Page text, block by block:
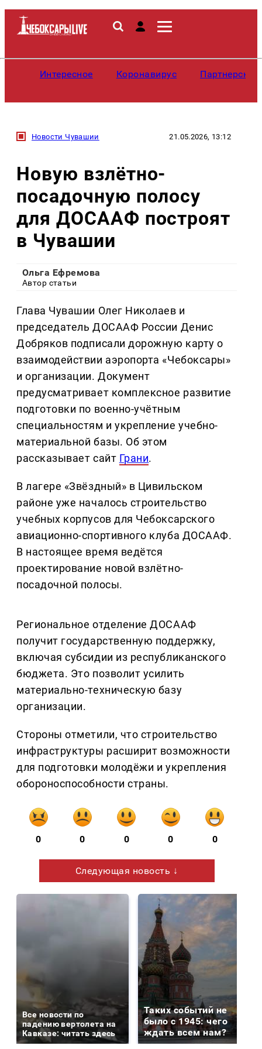
Интересное Коронавирус
Новости Чувашии 21.05.2026, 13:12
Новую взлётно-
посадочную полосу
для ДОСААФ построят
в Чувашии
Ольга Ефремова
Автор статьи
Глава Чувашии Олег Николаев и
председатель ДОСААФ России Денис
Добряков подписали дорожную карту о
взаимодействии аэропорта «Чебоксары»
и организации. Документ
предусматривает комплексное развитие
подготовки по военно-учётным
специальностям и укрепление учебно-
материальной базы. Об этом
рассказывает сайт Грани.
В лагере «Звёздный» в Цивильском
районе уже началось строительство
учебных корпусов для Чебоксарского
авиационно-спортивного клуба ДОСААФ.
В настоящее время ведётся
проектирование новой взлётно-
посадочной полосы.
Региональное отделение ДОСААФ
получит государственную поддержку,
включая субсидии из республиканского
бюджета. Это позволит усилить
материально-техническую базу
организации.
Стороны отметили, что строительство
инфраструктуры расширит возможности
для подготовки молодёжи и укрепления
обороноспособности страны.
0 0 0 0 0
Следующая новость ↓
Все новости по
падению вертолета на
Кавказе: читать здесь
Таких событий не
было с 1945: чего
ждать всем нам?